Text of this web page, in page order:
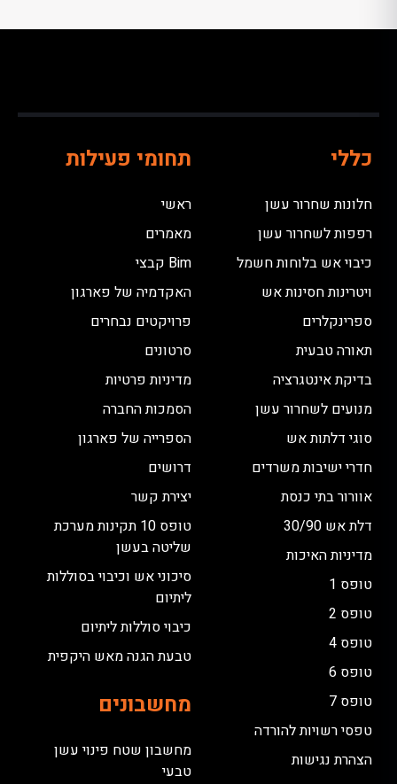
כללי
חלונות שחרור עשן
רפפות לשחרור עשן
כיבוי אש בלוחות חשמל
ויטרינות חסינות אש
ספרינקלרים
תאורה טבעית
בדיקת אינטגרציה
מנועים לשחרור עשן
סוגי דלתות אש
חדרי ישיבות משרדים
אוורור בתי כנסת
דלת אש 30/90
מדיניות האיכות
טופס 1
טופס 2
טופס 4
טופס 6
טופס 7
טפסי רשויות להורדה
הצהרת נגישות
תחומי פעילות
ראשי
מאמרים
Bim קבצי
האקדמיה של פארגון
פרויקטים נבחרים
סרטונים
מדיניות פרטיות
הסמכות החברה
הספרייה של פארגון
דרושים
יצירת קשר
טופס 10 תקינות מערכת
שליטה בעשן
סיכוני אש וכיבוי בסוללות
ליתיום
כיבוי סוללות ליתיום
טבעת הגנה מאש היקפית
מחשבונים
מחשבון שטח פינוי עשן
טבעי